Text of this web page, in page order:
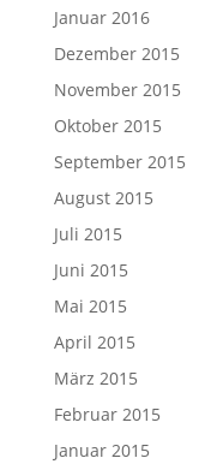
Januar 2016
Dezember 2015
November 2015
Oktober 2015
September 2015
August 2015
Juli 2015
Juni 2015
Mai 2015
April 2015
März 2015
Februar 2015
Januar 2015